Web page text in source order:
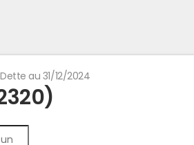
Dette au 31/12/2024